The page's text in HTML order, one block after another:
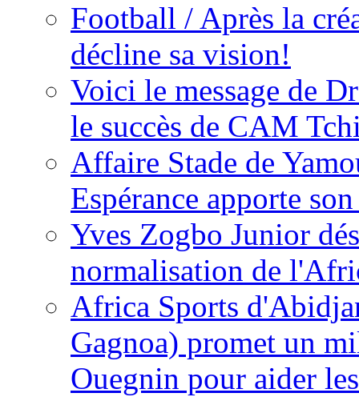
Football / Après la
décline sa vision!
Voici le message de
le succès de CAM
Affaire Stade de
Espérance apporte
Yves Zogbo Junior
normalisation de
Africa Sports
Gagnoa) promet un
Ouegnin pour aider